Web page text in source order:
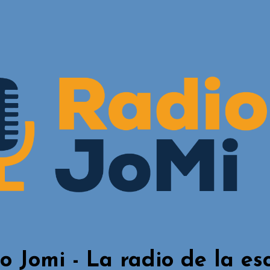
Jomi - La radio de la